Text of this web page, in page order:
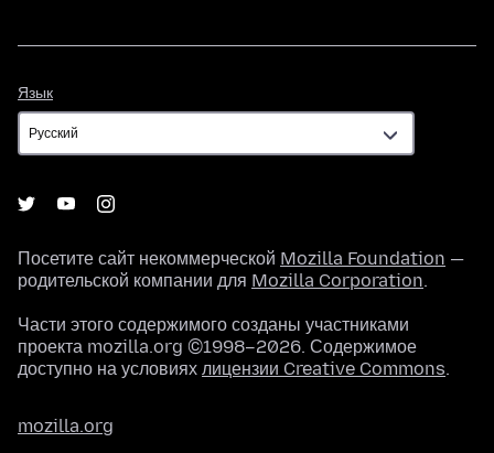
Язык
Посетите сайт некоммерческой Mozilla Foundation —
родительской компании для Mozilla Corporation.
Части этого содержимого созданы участниками
проекта mozilla.org ©1998–2026. Содержимое
доступно на условиях лицензии Creative Commons.
mozilla.org